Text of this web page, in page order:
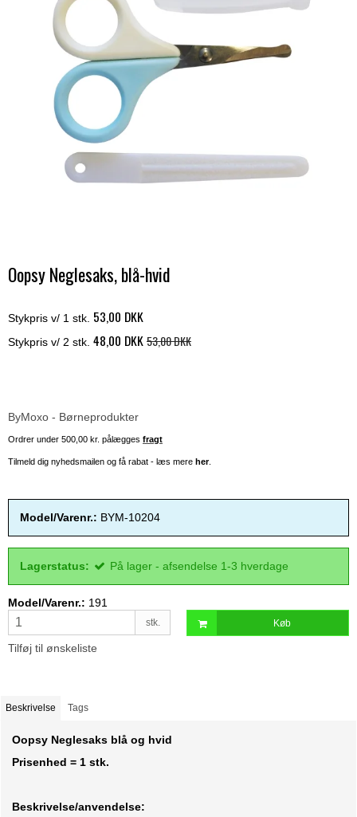
Oopsy Neglesaks, blå-hvid
Stykpris v/ 1 stk. 53,00 DKK
Stykpris v/ 2 stk. 48,00 DKK53,00 DKK
ByMoxo - Børneprodukter
Ordrer under 500,00 kr. pålægges fragt
Tilmeld dig nyhedsmailen og få rabat - læs mere her.
Model/Varenr.: BYM-10204
Lagerstatus: På lager - afsendelse 1-3 hverdage
Model/Varenr.: 191
stk. Køb
Tilføj til ønskeliste
Beskrivelse Tags
Oopsy Neglesaks blå og hvid
Prisenhed = 1 stk.
Beskrivelse/anvendelse: